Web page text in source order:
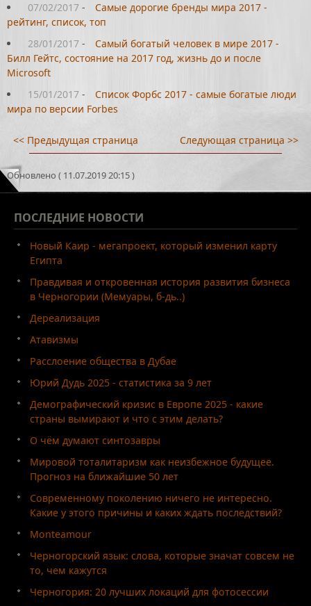
07/02/2017 -
Самые дорогие бренды мира 2017 -
рейтинг, список, топ
28/01/2017 -
Самый богатый человек в мире 2017 -
Билл Гейтс, состояние на 2017 год, жизнь до и после
Microsoft
15/01/2017 -
Список Форбс 2017 - самые богатые люди
мира по версии Forbes
<< Предыдущая страница Следующая страница >>
Обновлено ( 11.07.2019 20:15 )
ПОСЛЕДНИЕ НОВОСТИ
Новый Каир - мегапроект, который изменил карту
Египта
Правдивая и откровенная история развития бизнеса
в Черногории (Мемуары, б-дь..)
Дереализация
Атавизмы
Расслоение общества в Дубае
Юрий Дудь 2025 - статистика за 9 лет
Демографический кризис в Европе 2025 - какие
страны вымирают и что с этим делать?
О чём думают синтозавры
Мировой тоталитаризм как неизбежное будущее.
Прогноз на ближайшие 50 лет
Современному поколению ничего не интересно.
Какие у этого причины и каких ждать последствий?
Monteamour
Черногорский язык: слова, которые значат совсем не
то, чем кажутся
Черногория: 20 лучших локаций для фотосессии